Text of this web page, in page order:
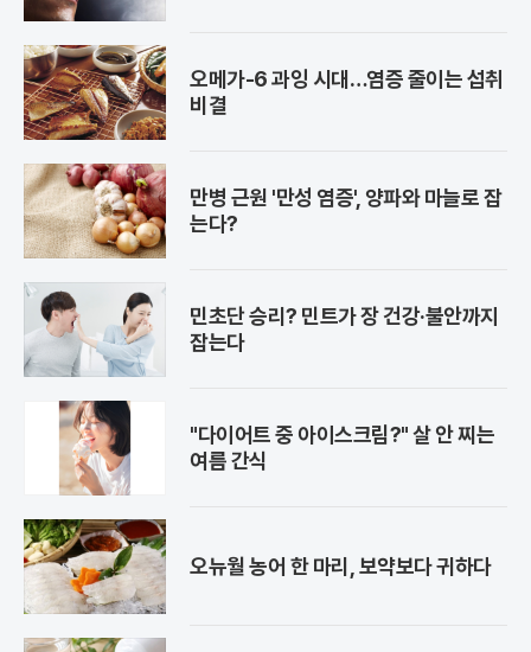
오메가-6 과잉 시대…염증 줄이는 섭취
비결
만병 근원 '만성 염증', 양파와 마늘로 잡
는다?
민초단 승리? 민트가 장 건강·불안까지
잡는다
"다이어트 중 아이스크림?" 살 안 찌는
여름 간식
오뉴월 농어 한 마리, 보약보다 귀하다